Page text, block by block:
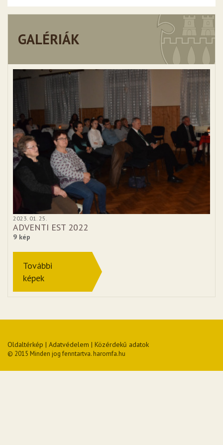
GALÉRIÁK
2023. 01. 25.
ADVENTI EST 2022
9 kép
További
képek
Oldaltérkép | Adatvédelem | Közérdekű adatok
© 2015 Minden jog fenntartva. haromfa.hu